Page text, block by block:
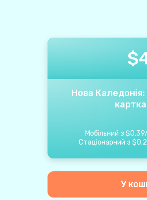
$
Нова
Мобільний з $0.39/
Стаціонарний з $
У